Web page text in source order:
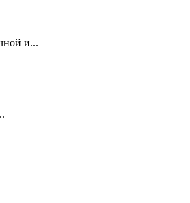
и...